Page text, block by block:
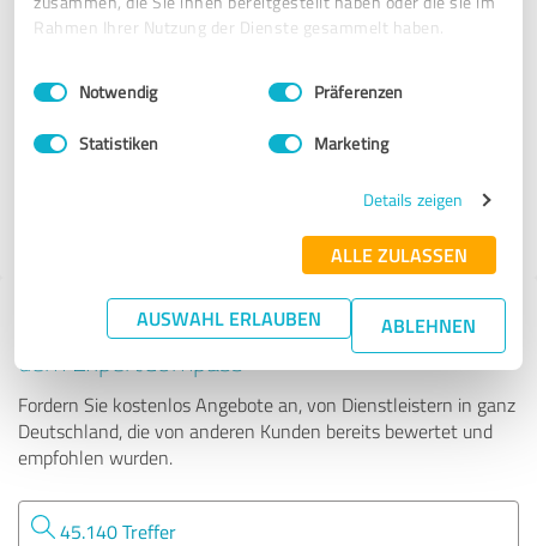
Rahmen Ihrer Nutzung der Dienste gesammelt haben.
Impressum Datenschutzbestimmungen
Einwilligungsauswahl
Notwendig Präferenzen
Statistiken Marketing
Details zeigen
ALLE ZULASSEN
AUSWAHL ERLAUBEN ABLEHNEN
Dienstleistungen
varISO GmbH
Tipp: Die passenden Experten finden - mit
dem ExpertCompass
Fordern Sie kostenlos Angebote an, von Dienstleistern in ganz
Deutschland, die von anderen Kunden bereits bewertet und
empfohlen wurden.
45.140 Treffer